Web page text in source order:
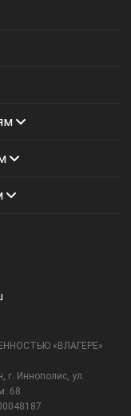
«ВЛАГЕРЕ»
г. Иннополис, ул.
68